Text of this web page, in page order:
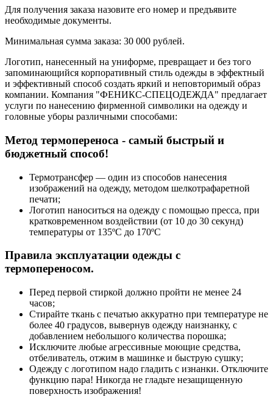
Для получения заказа назовите его номер и предъявите
необходимые документы.
Минимальная сумма заказа: 30 000 рублей.
Логотип, нанесенный на униформе, превращает и без того
запоминающийся корпоративный стиль одежды в эффектный
и эффективный способ создать яркий и неповторимый образ
компании. Компания "ФЕНИКС-СПЕЦОДЕЖДА" предлагает
услуги по нанесению фирменной символики на одежду и
головные уборы различными способами:
Метод термопереноса - самый быстрый и
бюджетный способ!
Термотрансфер — один из способов нанесения
изображений на одежду, методом шелкотрафаретной
печати;
Логотип наноситься на одежду с помощью пресса, при
кратковременном воздействии (от 10 до 30 секунд)
температуры от 135ºС до 170ºС
Правила эксплуатации одежды с
термопереносом.
Перед первой стиркой должно пройти не менее 24
часов;
Стирайте ткань с печатью аккуратно при температуре не
более 40 градусов, вывернув одежду наизнанку, с
добавлением небольшого количества порошка;
Исключите любые агрессивные моющие средства,
отбеливатель, отжим в машинке и быструю сушку;
Одежду с логотипом надо гладить с изнанки. Отключите
функцию пара! Никогда не гладьте незащищенную
поверхность изображения!